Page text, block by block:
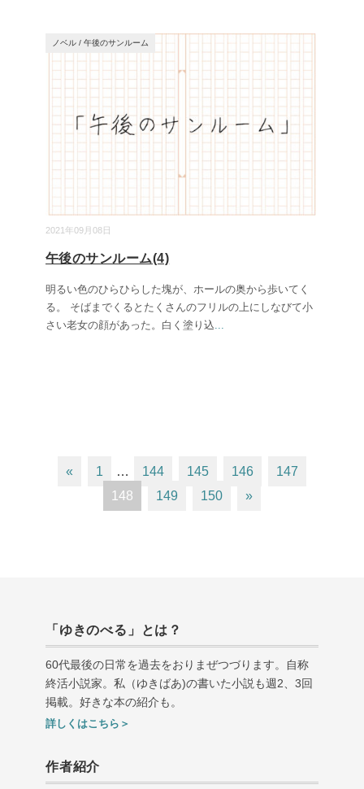
2021年09月08日
ノベル / 午後のサンルーム
午後のサンルーム(4)
明るい色のひらひらした塊が、ホールの奥から歩いてく
る。 そばまでくるとたくさんのフリルの上にしなびて小
さい老女の顔があった。白く塗り込...
« 1 … 144 145 146
147
148
149 150 »
「ゆきのべる」とは？
60代最後の日常を過去をおりまぜつづります。自称
終活小説家。私（ゆきばあ)の書いた小説も週2、 3回
掲載。好きな本の紹介も。
詳しくはこちら＞
作者紹介